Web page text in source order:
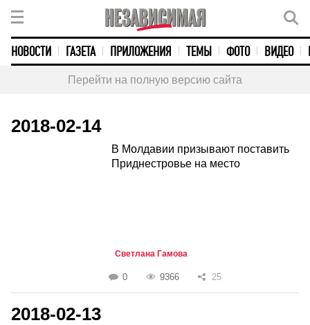
НОВОСТИ ГАЗЕТА ПРИЛОЖЕНИЯ ТЕМЫ ФОТО ВИДЕО
Перейти на полную версию сайта
2018-02-14
В Молдавии призывают поставить
Приднестровье на место
Светлана Гамова
0 9366 25
2018-02-13